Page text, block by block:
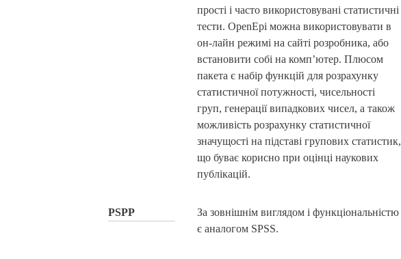
прості і часто використовувані статистичні
тести. OpenEpi можна використовувати в
он-лайн режимі на сайті розробника, або
встановити собі на комп’ютер. Плюсом
пакета є набір функцій для розрахунку
статистичної потужності, чисельності
груп, генерації випадкових чисел, а також
можливість розрахунку статистичної
значущості на підставі групових статистик,
що буває корисно при оцінці наукових
публікацій.
PSPP
За зовнішнім виглядом і функціональністю
є аналогом SPSS.